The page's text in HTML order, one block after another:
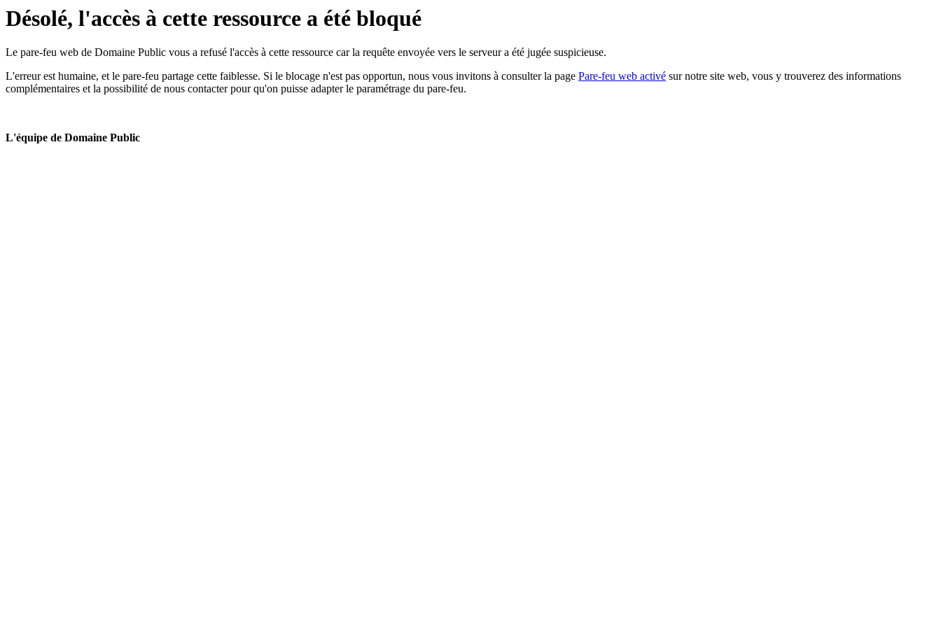
Désolé, l'accès à cette ressource a été bloqué
Le pare-feu web de Domaine Public vous a refusé l'accès à cette ressource car la requête envoyée vers le serveur a été jugée suspicieuse.
L'erreur est humaine, et le pare-feu partage cette faiblesse. Si le blocage n'est pas opportun, nous vous invitons à consulter la page Pare-feu web activé sur notre site web, vous y trouverez des informations
complémentaires et la possibilité de nous contacter pour qu'on puisse adapter le paramétrage du pare-feu.
L'équipe de Domaine Public